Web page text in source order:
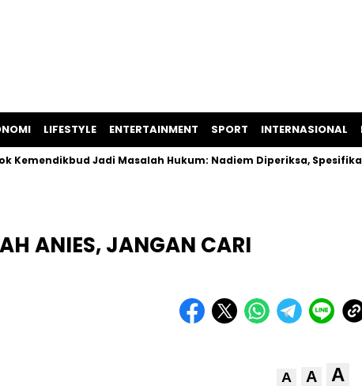
LIFESTYLE ENTERTAINMENT SPORT INTERNASIONAL
Jadi Masalah Hukum: Nadiem Diperiksa, Spesifikasi
ANIES, JANGAN CARI
A A A